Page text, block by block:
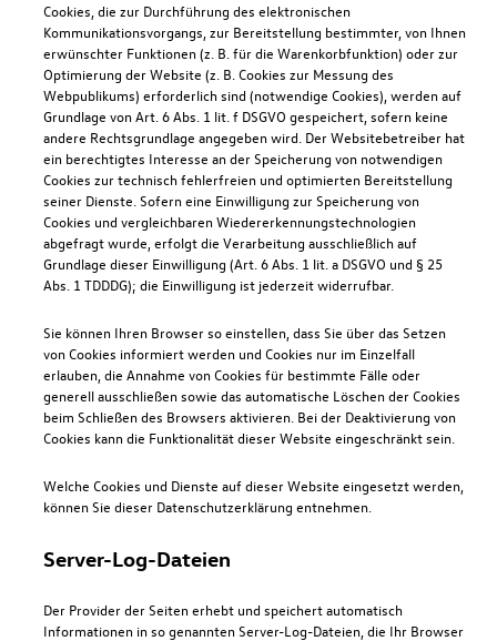
Cookies, die zur Durchführung des elektronischen
Kommunikationsvorgangs, zur Bereitstellung bestimmter, von Ihnen
erwünschter Funktionen (z. B. für die Warenkorbfunktion) oder zur
Optimierung der Website (z. B. Cookies zur Messung des
Webpublikums) erforderlich sind (notwendige Cookies), werden auf
Grundlage von Art. 6 Abs. 1 lit. f DSGVO gespeichert, sofern keine
andere Rechtsgrundlage angegeben wird. Der Websitebetreiber hat
ein berechtigtes Interesse an der Speicherung von notwendigen
Cookies zur technisch fehlerfreien und optimierten Bereitstellung
seiner Dienste. Sofern eine Einwilligung zur Speicherung von
Cookies und vergleichbaren Wiedererkennungstechnologien
abgefragt wurde, erfolgt die Verarbeitung ausschließlich auf
Grundlage dieser Einwilligung (Art. 6 Abs. 1 lit. a DSGVO und § 25
Abs. 1 TDDDG); die Einwilligung ist jederzeit widerrufbar.
Sie können Ihren Browser so einstellen, dass Sie über das Setzen
von Cookies informiert werden und Cookies nur im Einzelfall
erlauben, die Annahme von Cookies für bestimmte Fälle oder
generell ausschließen sowie das automatische Löschen der Cookies
beim Schließen des Browsers aktivieren. Bei der Deaktivierung von
Cookies kann die Funktionalität dieser Website eingeschränkt sein.
Welche Cookies und Dienste auf dieser Website eingesetzt werden,
können Sie dieser Datenschutzerklärung entnehmen.
Server-Log-Dateien
Der Provider der Seiten erhebt und speichert automatisch
Informationen in so genannten Server-Log-Dateien, die Ihr Browser